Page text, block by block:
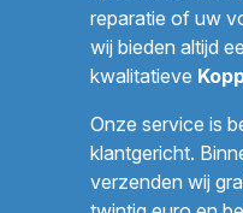
reparatie of uw
wij bieden altijd
kwalitatieve
Onze service is
klantgericht.
verzenden wij